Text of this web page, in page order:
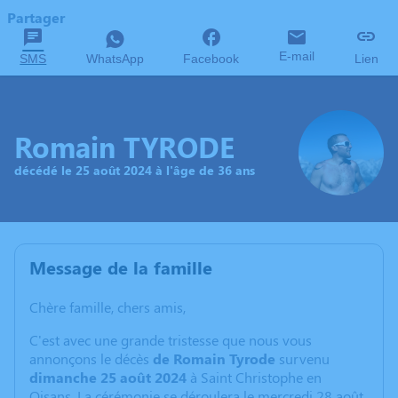
Partager
SMS WhatsApp Facebook E-mail Lien
Romain TYRODE
décédé le 25 août 2024 à l'âge de 36 ans
Message de la famille
Chère famille, chers amis,
C'est avec une grande tristesse que nous vous
annonçons le décès de Romain Tyrode survenu
dimanche 25 août 2024 à Saint Christophe en